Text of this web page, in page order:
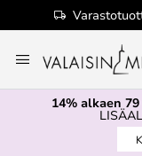
to
Content
14% alkaen 79